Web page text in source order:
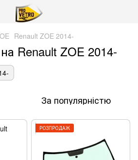
Renault ZOE 2014-
Renault ZOE 2014-
За популярністю
РОЗПРОДАЖ